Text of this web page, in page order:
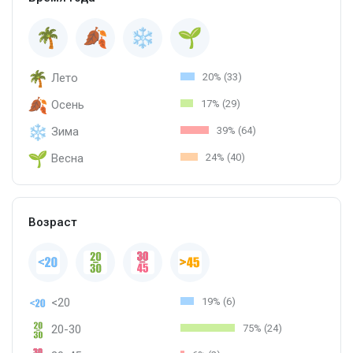
Лето 20% (33)
Осень 17% (29)
Зима 39% (64)
Весна 24% (40)
Возраст
<20 19% (6)
20-30 75% (24)